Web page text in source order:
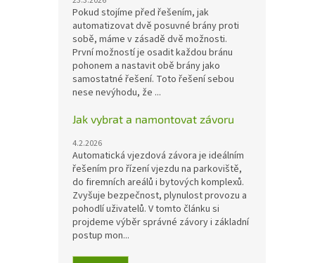
Pokud stojíme před řešením, jak
automatizovat dvě posuvné brány proti
sobě, máme v zásadě dvě možnosti.
První možností je osadit každou bránu
pohonem a nastavit obě brány jako
samostatné řešení. Toto řešení sebou
nese nevýhodu, že ...
Jak vybrat a namontovat závoru
4.2.2026
Automatická vjezdová závora je ideálním
řešením pro řízení vjezdu na parkoviště,
do firemních areálů i bytových komplexů.
Zvyšuje bezpečnost, plynulost provozu a
pohodlí uživatelů. V tomto článku si
projdeme výběr správné závory i základní
postup mon...